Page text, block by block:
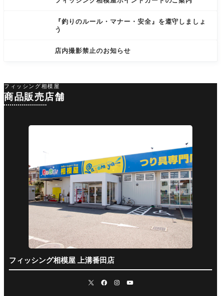
『釣りのルール・マナー・安全』を遵守しましょ
う
店内撮影禁止のお知らせ
フィッシング相模屋
商品販売店舗
フィッシング相模屋 上溝番田店